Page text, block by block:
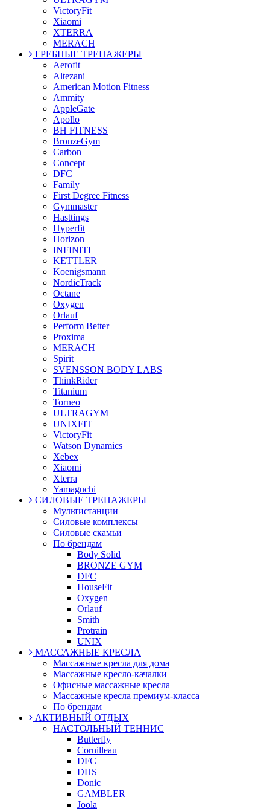
VictoryFit
Xiaomi
XTERRA
MERACH
ГРЕБНЫЕ ТРЕНАЖЕРЫ
Aerofit
Altezani
American Motion Fitness
Ammity
AppleGate
Apollo
BH FITNESS
BronzeGym
Carbon
Concept
DFC
Family
First Degree Fitness
Gymmaster
Hasttings
Hyperfit
Horizon
INFINITI
KETTLER
Koenigsmann
NordicTrack
Octane
Oxygen
Orlauf
Perform Better
Proxima
MERACH
Spirit
SVENSSON BODY LABS
ThinkRider
Titanium
Torneo
ULTRAGYM
UNIXFIT
VictoryFit
Watson Dynamics
Xebex
Xiaomi
Xterra
Yamaguchi
СИЛОВЫЕ ТРЕНАЖЕРЫ
Мультистанции
Силовые комплексы
Силовые скамьи
По брендам
Body Solid
BRONZE GYM
DFC
HouseFit
Oxygen
Orlauf
Smith
Protrain
UNIX
МАССАЖНЫЕ КРЕСЛА
Массажные кресла для дома
Массажные кресло-качалки
Офисные массажные кресла
Массажные кресла премиум-класса
По брендам
АКТИВНЫЙ ОТДЫХ
НАСТОЛЬНЫЙ ТЕННИС
Butterfly
Cornilleau
DFC
DHS
Donic
GAMBLER
Joola